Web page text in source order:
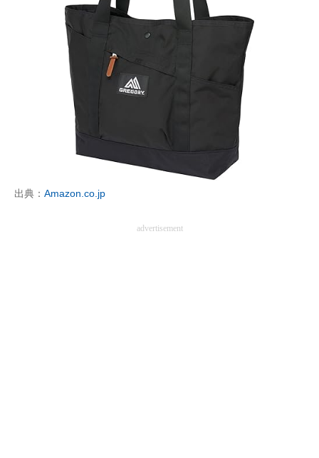
AI活用のいまが分かる
企業ITのトレンドを詳説
経営リーダーのコミュニティ
マーケ×ITの今がよく分かる
ITエンジニア向け専門サイト
出典： Amazon.co.jp
advertisement